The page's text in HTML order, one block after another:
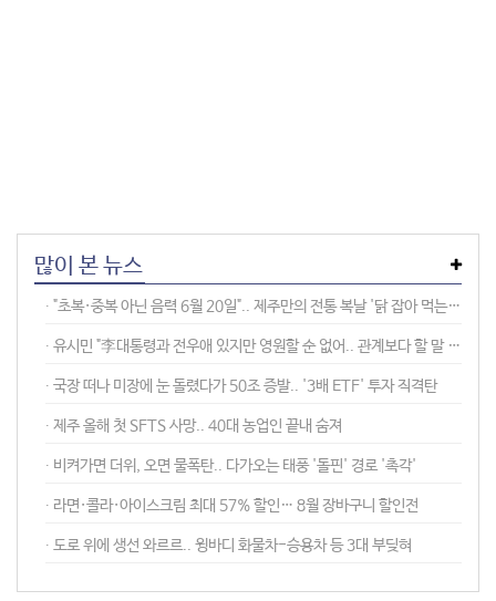
많이 본 뉴스
∙ "초복·중복 아닌 음력 6월 20일".. 제주만의 전통 복날 '닭 잡아 먹는 날'
∙ 유시민 "李대통령과 전우애 있지만 영원할 순 없어.. 관계보다 할 말 한다"
∙ 국장 떠나 미장에 눈 돌렸다가 50조 증발.. '3배 ETF' 투자 직격탄
∙ 제주 올해 첫 SFTS 사망.. 40대 농업인 끝내 숨져
∙ 비켜가면 더위, 오면 물폭탄.. 다가오는 태풍 '돌핀' 경로 '촉각'
∙ 라면·콜라·아이스크림 최대 57% 할인… 8월 장바구니 할인전
∙ 도로 위에 생선 와르르.. 윙바디 화물차-승용차 등 3대 부딪혀